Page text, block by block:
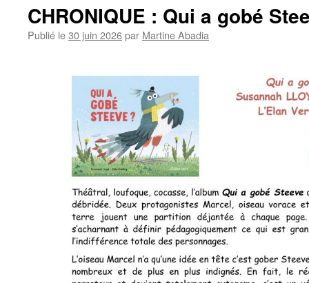
CHRONIQUE : Qui a gobé
Publié le30 juin 2026par Martine Abadia